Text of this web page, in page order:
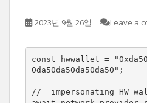
2023년 9월 26일 Leave a
const hwwallet =
0da50da50da50da50";
//  impersonating HW